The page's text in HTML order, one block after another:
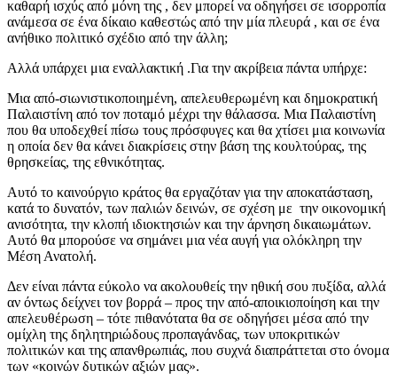
καθαρή ισχύς από μόνη της , δεν μπορεί να οδηγήσει σε ισορροπία
ανάμεσα σε ένα δίκαιο καθεστώς από την μία πλευρά , και σε ένα
ανήθικο πολιτικό σχέδιο από την άλλη;
Αλλά υπάρχει μια εναλλακτική .Για την ακρίβεια πάντα υπήρχε:
Μια από-σιωνιστικοποιημένη, απελευθερωμένη και δημοκρατική
Παλαιστίνη από τον ποταμό μέχρι την θάλασσα. Μια Παλαιστίνη
που θα υποδεχθεί πίσω τους πρόσφυγες και θα χτίσει μια κοινωνία
η οποία δεν θα κάνει διακρίσεις στην βάση της κουλτούρας, της
θρησκείας, της εθνικότητας.
Αυτό το καινούργιο κράτος θα εργαζόταν για την αποκατάσταση,
κατά το δυνατόν, των παλιών δεινών, σε σχέση με την οικονομική
ανισότητα, την κλοπή ιδιοκτησιών και την άρνηση δικαιωμάτων.
Αυτό θα μπορούσε να σημάνει μια νέα αυγή για ολόκληρη την
Μέση Ανατολή.
Δεν είναι πάντα εύκολο να ακολουθείς την ηθική σου πυξίδα, αλλά
αν όντως δείχνει τον βορρά – προς την από-αποικιοποίηση και την
απελευθέρωση – τότε πιθανότατα θα σε οδηγήσει μέσα από την
ομίχλη της δηλητηριώδους προπαγάνδας, των υποκριτικών
πολιτικών και της απανθρωπιάς, που συχνά διαπράττεται στο όνομα
των «κοινών δυτικών αξιών μας».